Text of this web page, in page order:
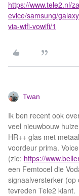
https://www.tele2.nl/
evice/samsung/
via-wifi-vowifi/1
Twan
Ik ben recent ook
veel nieuwbouw
HR++ glas met
voordeur prima.
(zie: https://
een Femtocel die
signaalversterker (op
tevreden Tele2 klant.